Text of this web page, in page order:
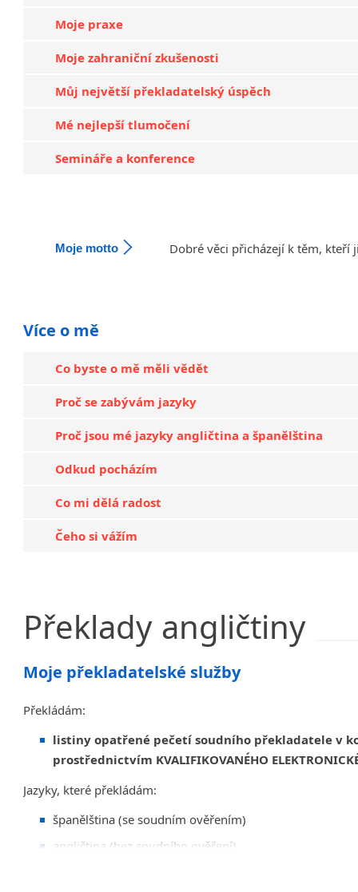
Moje praxe
Moje zahraniční zkušenosti
Můj největší překladatelský úspěch
Mé nejlepší tlumočení
Semináře a konference
Moje motto Dobré věci přicházejí k těm, kteří
Více o mě
Co byste o mě měli vědět
Proč se zabývám jazyky
Proč jsou mé jazyky angličtina a španělština
Odkud pocházím
Co mi dělá radost
Čeho si vážím
Překlady angličtiny
Moje překladatelské služby
Překládám:
listiny opatřené pečetí soudního překladatele v
prostřednictvím KVALIFIKOVANÉHO
Jazyky, které překládám:
španělština (se soudním ověřením)
angličtina (bez soudního ověření)